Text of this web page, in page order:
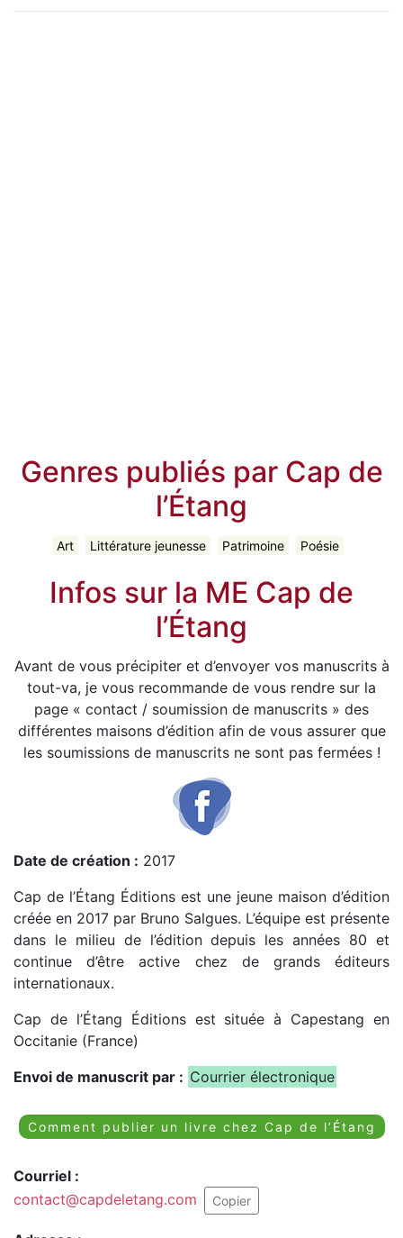
Genres publiés par Cap de
l’Étang
Art Littérature jeunesse Patrimoine Poésie
Infos sur la ME Cap de
l’Étang
Avant de vous précipiter et d’envoyer vos manuscrits à
tout-va, je vous recommande de vous rendre sur la
page « contact / soumission de manuscrits » des
différentes maisons d’édition afin de vous assurer que
les soumissions de manuscrits ne sont pas fermées !
Date de création : 2017
Cap de l’Étang Éditions est une jeune maison d’édition
créée en 2017 par Bruno Salgues. L’équipe est présente
dans le milieu de l’édition depuis les années 80 et
continue d’être active chez de grands éditeurs
internationaux.
Cap de l’Étang Éditions est située à Capestang en
Occitanie (France)
Envoi de manuscrit par : Courrier électronique
Comment publier un livre chez Cap de l’Étang
Courriel :
contact@capdeletang.com
Copier